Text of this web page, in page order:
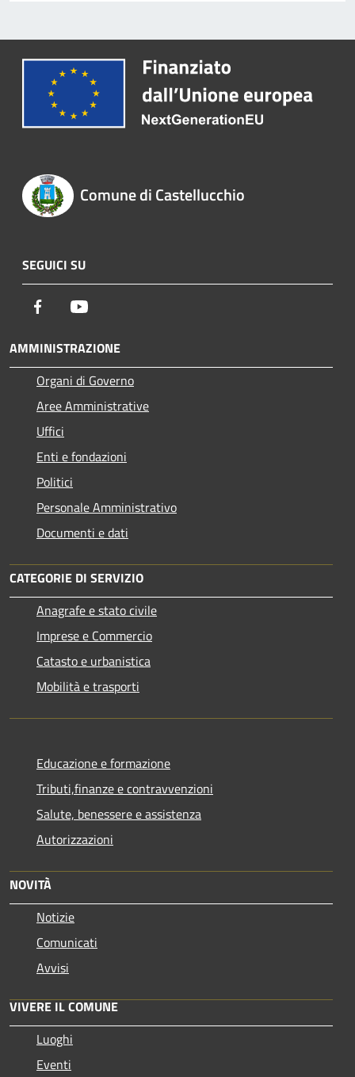
Comune di Castellucchio
SEGUICI SU
Facebook
AMMINISTRAZIONE
Organi di Governo
Aree Amministrative
Uffici
Enti e fondazioni
Politici
Personale Amministrativo
Documenti e dati
CATEGORIE DI SERVIZIO
Anagrafe e stato civile
Imprese e Commercio
Catasto e urbanistica
Mobilità e trasporti
Educazione e formazione
Tributi,finanze e contravvenzioni
Salute, benessere e assistenza
Autorizzazioni
NOVITÀ
Notizie
Comunicati
Avvisi
VIVERE IL COMUNE
Luoghi
Eventi